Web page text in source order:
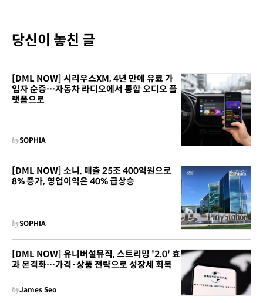
당신이 놓친 글
[DML NOW] 시리우스XM, 4년 만에 유료 가
입자 순증…자동차 라디오에서 통합 오디오 플
랫폼으로
bySOPHIA
[DML NOW] 소니, 매출 25조 400억원으로
8% 증가, 영업이익은 40% 급상승
bySOPHIA
[DML NOW] 유니버설뮤직, 스트리밍 '2.0' 효
과 본격화…가격·상품 전략으로 성장세 회복
byJames Seo